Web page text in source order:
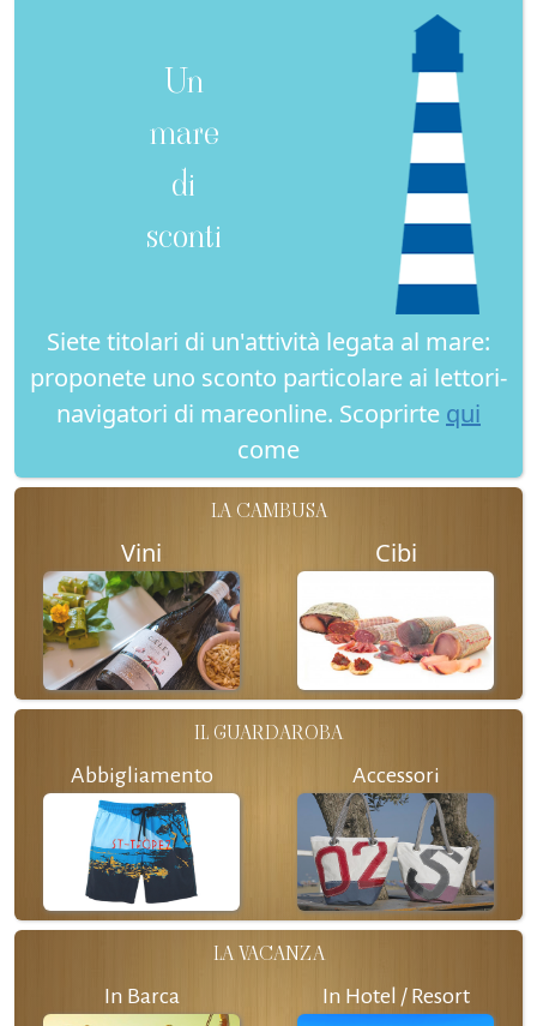
Un
mare
di
sconti
Siete titolari di un'attività legata al mare:
proponete uno sconto particolare ai lettori-
navigatori di mareonline. Scoprirte qui
come
LA CAMBUSA
Vini Cibi
IL GUARDAROBA
Abbigliamento Accessori
LA VACANZA
In Barca In Hotel / Resort